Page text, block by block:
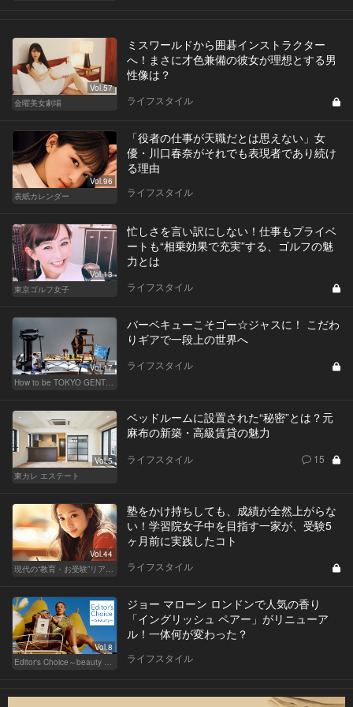
Vol.57
金曜美女劇場
ミスワールドから囲碁インストラクター
へ！まさに才色兼備の彼女が理想とする男
性像は？
ライフスタイル
Vol.96
表紙カレンダー
「役者の仕事が天職だとは思えない」女
優・川口春奈がそれでも表現者であり続け
る理由
ライフスタイル
Vol.13
東京ゴルフ女子
忙しさを言い訳にしない！仕事もプライベ
ートも“相乗効果で充実”する、ゴルフの魅
力とは
ライフスタイル
Vol.17
How to be TOKYO GENTS 東京人よ、紳士たれ！
バーベキューこそゴー☆ジャスに！ こだわ
りギアで一段上の世界へ
ライフスタイル
Vol.5
東カレ エステート
ベッドルームに設置された“秘密”とは？元
麻布の新築・高級賃貸の魅力
ライフスタイル 15
Vol.44
現代の“教育・お受験”リアルドキュメント
塾をかけ持ちしても、成績が全然上がらな
い！学習院女子中を目指す一家が、受験5
ヶ月前に実践したコト
ライフスタイル
Vol.8
Editor's Choice～beauty & wellness～
ジョー マローン ロンドンで人気の香り
「イングリッシュ ペアー」がリニューア
ル！一体何が変わった？
ライフスタイル